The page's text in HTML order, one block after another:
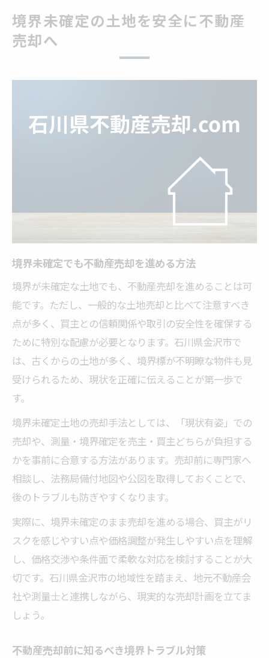
石川県金沢市で境界未定地の価格動向を知る
境界未確定地の価格交渉ポイント解説
不動産売却で相場を把握する重要性とは
境界未定が価格に与える影響と対策
不動産売却時の接道義務の基本を理解する
接道なし土地の売却実務と解決策を解説
売却時に必要な接道要件の確認ポイント
不動産売却時の道路調査と対策の進め方
分筆による土地売却の流れと注意点とは
不動産売却における分筆の基本ステップ
分筆で売却を有利に進めるための実務知識
土地分筆時に発生する主な注意点まとめ
分筆と不動産売却を同時に進める方法
分筆後の不動産売却手続きと流れを解説
売却時に避けたいトラブル事例と対策法
境界未確定地の売却で注意する契約内容
リスク回避のための専門家相談活用術
買主が嫌がるポイントと交渉の要点
複雑な土地条件でも可能な不動産売却法
複合課題を整理した不動産売却の進め方
測量・分筆・接道対策の同時進行ポイント
不動産売却で活用できる相談先の見極め方
条件が悪い土地でも売却成立を目指す方法
🏠 かんたん無料査定
境界未確定の土地を安全に不動産
売却へ
境界未確定でも不動産売却を進める方法
境界が未確定な土地でも、不動産売却を進めることは可
能です。ただし、一般的な土地売却と比べて注意すべき
点が多く、買主との信頼関係や取引の安全性を確保する
ために特別な配慮が必要となります。石川県金沢市で
は、古くからの土地が多く、境界標が不明瞭な物件も見
受けられるため、現状を正確に伝えることが第一歩で
す。
境界未確定土地の売却手法としては、「現状有姿」での
売却や、測量・境界確定を売主・買主どちらが負担する
かを事前に合意する方法があります。売却前に専門家へ
相談し、法務局備付地図や公図を取得しておくことで、
後のトラブルも防ぎやすくなります。
実際に、境界未確定のまま売却を進める場合、買主がリ
スクを感じやすい点や価格調整が発生しやすい点を理解
し、価格交渉や条件面で柔軟な対応を検討することが大
切です。石川県金沢市の地域性を踏まえ、地元不動産会
社や測量士と連携しながら、現実的な売却計画を立てま
しょう。
不動産売却前に知るべき境界トラブル対策